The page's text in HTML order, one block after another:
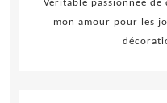
Véritable passionnée
mon amour pour les